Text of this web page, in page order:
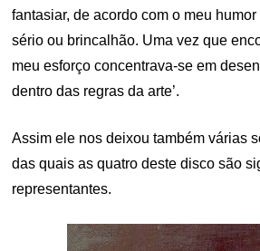
fantasiar, de acordo com o meu
sério ou brincalhão. Uma vez que
meu esforço concentrava-se em
dentro das regras da arte’.
Assim ele nos deixou também várias
das quais as quatro deste disco são
representantes.